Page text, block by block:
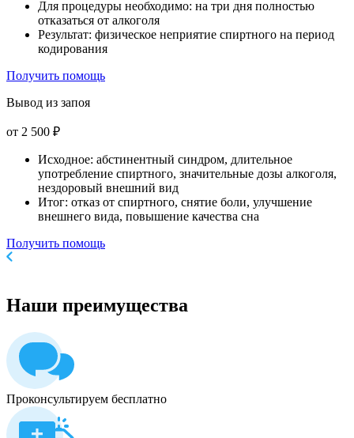
Для процедуры необходимо: на три дня полностью
отказаться от алкоголя
Результат: физическое неприятие спиртного на период
кодирования
Получить помощь
Вывод из запоя
от 2 500 ₽
Исходное: абстинентный синдром, длительное
употребление спиртного, значительные дозы алкоголя,
нездоровый внешний вид
Итог: отказ от спиртного, снятие боли, улучшение
внешнего вида, повышение качества сна
Получить помощь
Наши преимущества
Проконсультируем бесплатно